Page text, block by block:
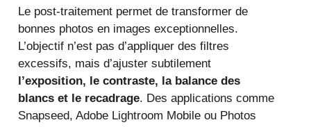
Le post-traitement permet de transformer de
bonnes photos en images exceptionnelles.
L’objectif n’est pas d’appliquer des filtres
excessifs, mais d’ajuster subtilement
l’exposition, le contraste, la balance des
blancs et le recadrage. Des applications comme
Snapseed, Adobe Lightroom Mobile ou Photos